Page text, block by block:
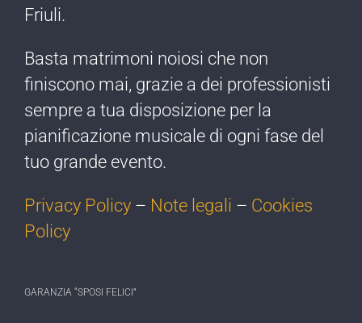
Friuli.
Basta matrimoni noiosi che non
finiscono mai, grazie a dei professionisti
sempre a tua disposizione per la
pianificazione musicale di ogni fase del
tuo grande evento.
Privacy Policy – Note legali – Cookies
Policy
GARANZIA “SPOSI FELICI”